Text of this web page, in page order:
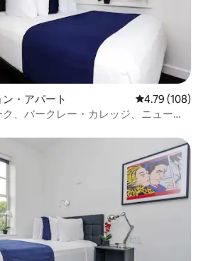
・アパート レビュー108
4.79 (108)
、バークレー・カレッジ、ニューベ